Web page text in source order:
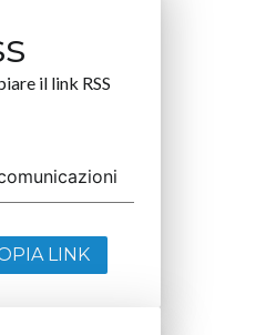
il link RSS
LINK